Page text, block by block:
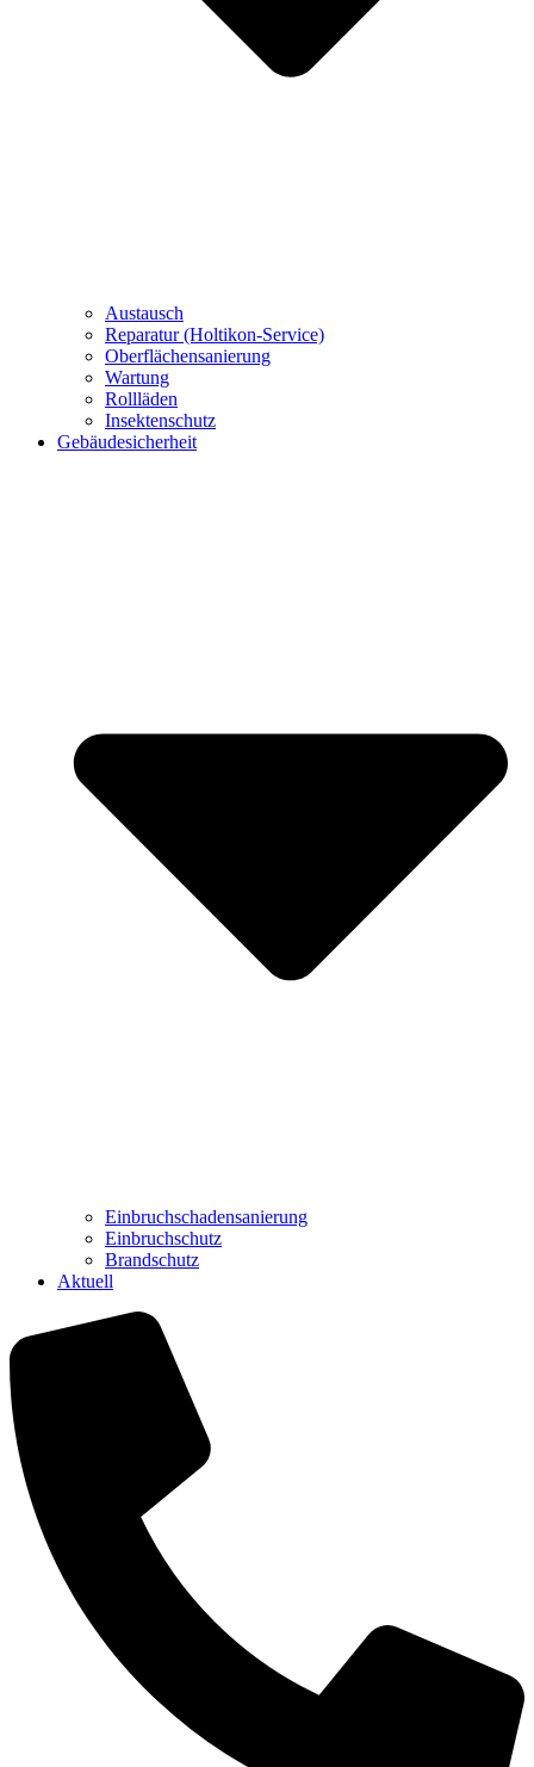
Austausch
Reparatur (Holtikon-Service)
Oberflächensanierung
Wartung
Rollläden
Insektenschutz
Gebäudesicherheit
Einbruchschadensanierung
Einbruchschutz
Brandschutz
Aktuell